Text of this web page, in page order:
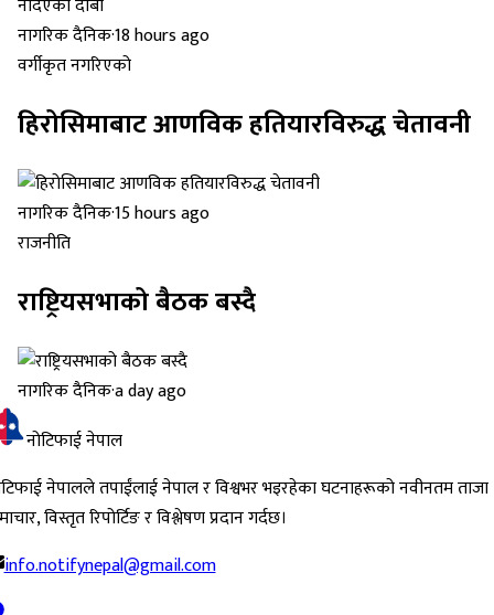
नागरिक दैनिक·18 hours ago
वर्गीकृत नगरिएको
हिरोसिमाबाट आणविक हतियारविरुद्ध चेतावनी
नागरिक दैनिक·15 hours ago
राजनीति
राष्ट्रियसभाको बैठक बस्दै
नागरिक दैनिक·a day ago
नोटिफाई नेपाल
नेपालले तपाईंलाई नेपाल र विश्वभर भइरहेका घटनाहरूको नवीनतम ताजा
विस्तृत रिपोर्टिङ र विश्लेषण प्रदान गर्दछ।
info.notifynepal@gmail.com